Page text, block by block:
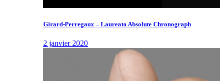
Girard-Perregaux – Laureato Absolute Chronograph
2 janvier 2020